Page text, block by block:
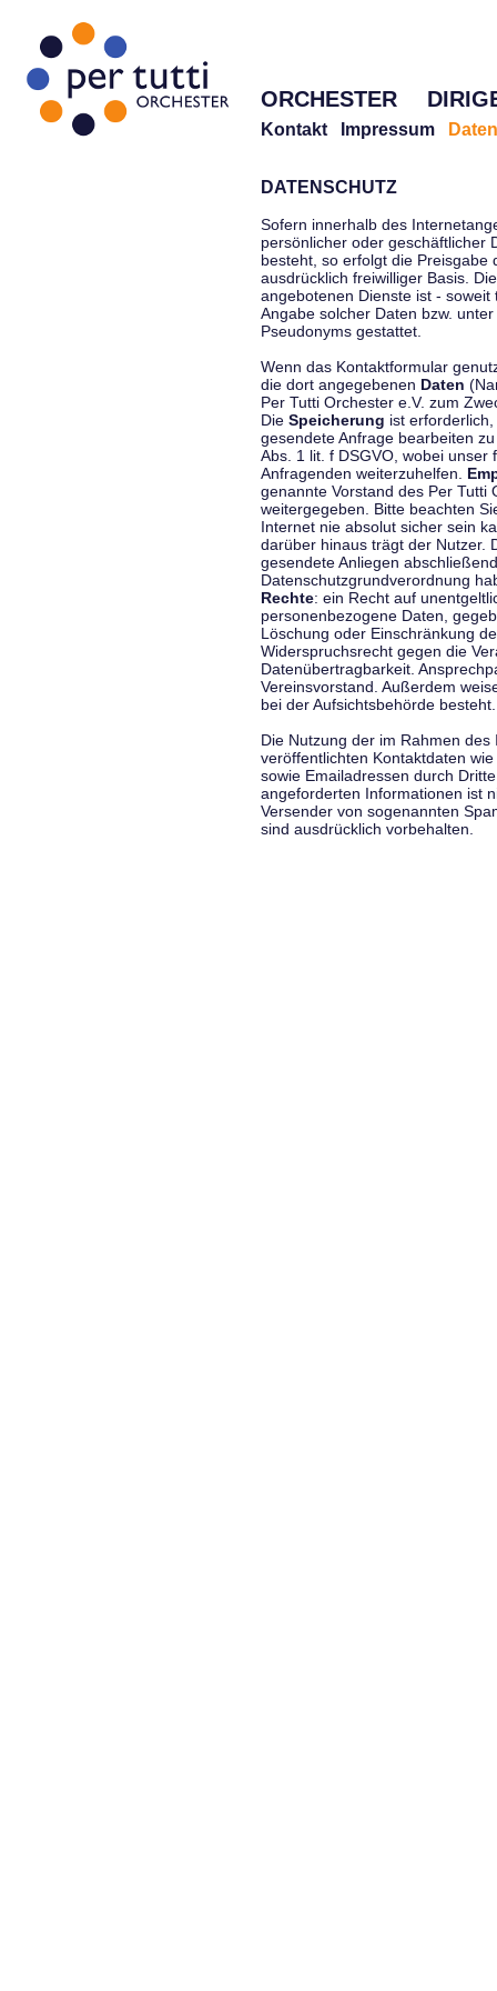
ORCHESTER
Kontakt Impressum
DATENSCHUTZ
Sofern innerhalb des
persönlicher oder geschäftlicher
besteht, so erfolgt die Preisgabe
ausdrücklich freiwilliger Basis.
angebotenen Dienste ist -
Angabe solcher Daten bzw.
Pseudonyms gestattet.
Wenn das Kontaktformular
die dort angegebenen Daten
Per Tutti Orchester e.V. zum
Die Speicherung ist
gesendete Anfrage bearbeiten
Abs. 1 lit. f DSGVO, wobei
Anfragenden weiterzuhelfen.
genannte Vorstand des Per Tutti
weitergegeben. Bitte beachten
Internet nie absolut sicher sein
darüber hinaus trägt der Nutzer.
gesendete Anliegen
Datenschutzgrundverordnung
Rechte: ein Recht auf
personenbezogene Daten,
Löschung oder Einschränkung
Widerspruchsrecht gegen die
Datenübertragbarkeit.
Vereinsvorstand. Außerdem
bei der Aufsichtsbehörde besteht.
Die Nutzung der im Rahmen
veröffentlichten Kontaktdaten
sowie Emailadressen durch
angeforderten Informationen ist
Versender von sogenannten
sind ausdrücklich vorbehalten.